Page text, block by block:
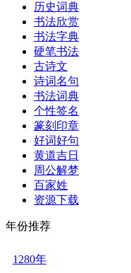
历史词典
书法欣赏
书法字典
硬笔书法
古诗文
诗词名句
书法词典
个性签名
篆刻印章
好词好句
黄道吉日
周公解梦
百家姓
资源下载
年份推荐
1280年